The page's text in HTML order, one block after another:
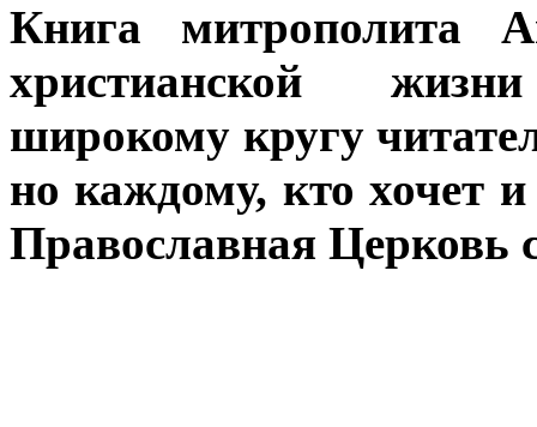
Книга митрополита
христианской
широкому кругу
но каждому, кто хочет
Православная Церковь